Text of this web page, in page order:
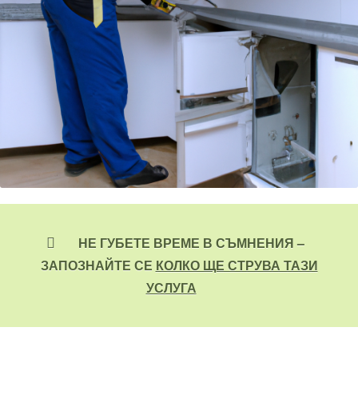
НЕ ГУБЕТЕ ВРЕМЕ В СЪМНЕНИЯ –
ЗАПОЗНАЙТЕ СЕ КОЛКО ЩЕ СТРУВА ТАЗИ
УСЛУГА